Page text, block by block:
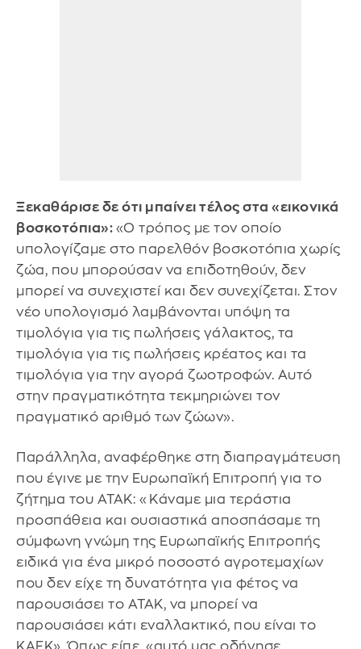
Ξεκαθάρισε δε ότι μπαίνει τέλος στα «εικονικά
βοσκοτόπια»: «Ο τρόπος με τον οποίο
υπολογίζαμε στο παρελθόν βοσκοτόπια χωρίς
ζώα, που μπορούσαν να επιδοτηθούν, δεν
μπορεί να συνεχιστεί και δεν συνεχίζεται. Στον
νέο υπολογισμό λαμβάνονται υπόψη τα
τιμολόγια για τις πωλήσεις γάλακτος, τα
τιμολόγια για τις πωλήσεις κρέατος και τα
τιμολόγια για την αγορά ζωοτροφών. Αυτό
στην πραγματικότητα τεκμηριώνει τον
πραγματικό αριθμό των ζώων».
Παράλληλα, αναφέρθηκε στη διαπραγμάτευση
που έγινε με την Ευρωπαϊκή Επιτροπή για το
ζήτημα του ΑΤΑΚ: «Κάναμε μια τεράστια
προσπάθεια και ουσιαστικά αποσπάσαμε τη
σύμφωνη γνώμη της Ευρωπαϊκής Επιτροπής
ειδικά για ένα μικρό ποσοστό αγροτεμαχίων
που δεν είχε τη δυνατότητα για φέτος να
παρουσιάσει το ΑΤΑΚ, να μπορεί να
παρουσιάσει κάτι εναλλακτικό, που είναι το
ΚΑΕΚ». Όπως είπε, «αυτό μας οδήγησε